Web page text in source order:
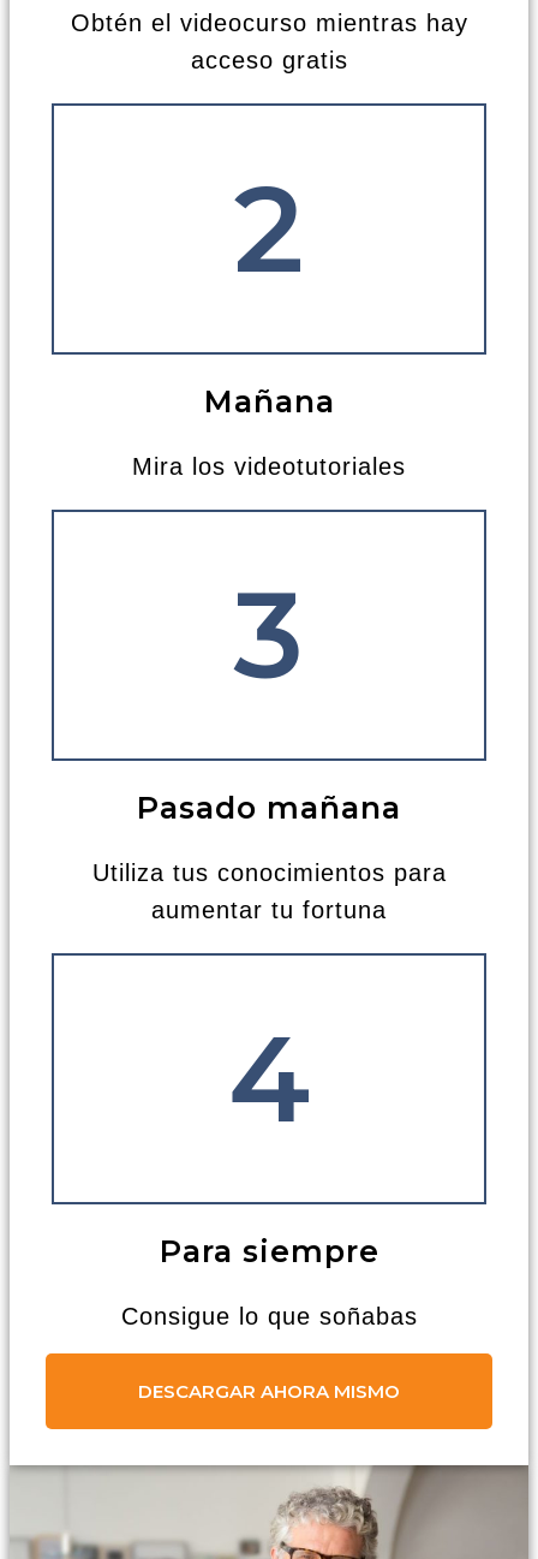
Obtén el videocurso mientras hay
acceso gratis
2
Mañana
Mira los videotutoriales
3
Pasado mañana
Utiliza tus conocimientos para
aumentar tu fortuna
4
Para siempre
Consigue lo que soñabas
DESCARGAR AHORA MISMO